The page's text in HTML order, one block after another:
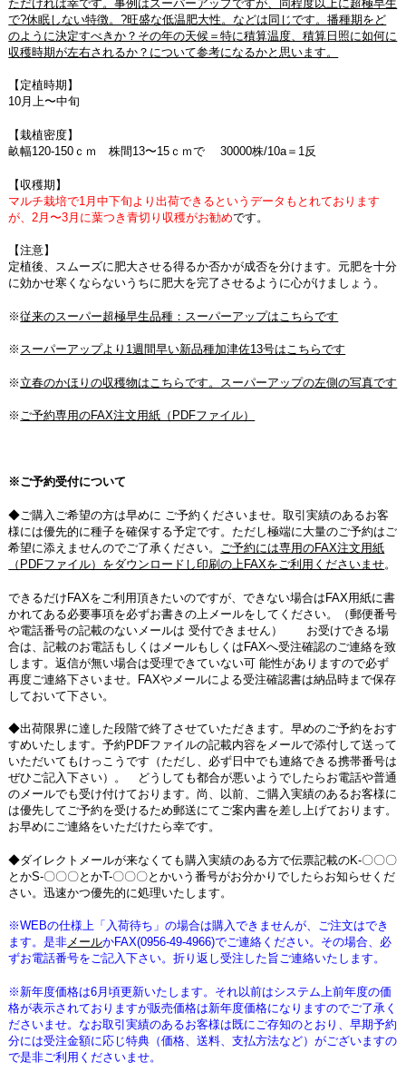
ただければ幸です。事例はスーパーアップですが、同程度以上に超極早生
で?休眠しない特徴。?旺盛な低温肥大性。などは同じです。播種期をど
のように決定すべきか？その年の天候＝特に積算温度、積算日照に如何に
収穫時期が左右されるか？について参考になるかと思います。
【定植時期】
10月上〜中旬
【栽植密度】
畝幅120-150ｃｍ 株間13〜15ｃｍで 30000株/10a＝1反
【収穫期】
マルチ栽培で1月中下旬より出荷できるというデータもとれております
が、2月〜3月に葉つき青切り収穫がお勧めです。
【注意】
定植後、スムーズに肥大させる得るか否かが成否を分けます。元肥を十分
に効かせ寒くならないうちに肥大を完了させるように心がけましょう。
※従来のスーパー超極早生品種：スーパーアップはこちらです
※ スーパーアップより1週間早い新品種加津佐13号はこちらです
※ 立春のかほりの収穫物はこちらです。スーパーアップの左側の写真です
※ ご予約専用のFAX注文用紙（PDFファイル）
※ご予約受付について
◆ご購入ご希望の方は早めに ご予約くださいませ。取引実績のあるお客
様には優先的に種子を確保する予定です。ただし極端に大量のご予約はご
希望に添えませんのでご了承ください。 ご予約には専用のFAX注文用紙
（PDFファイル）をダウンロードし印刷の上FAXをご利用くださいませ。
できるだけFAXをご利用頂きたいのですが、できない場合はFAX用紙に書
かれてある必要事項を必ずお書きの上メールをしてください。（郵便番号
や電話番号の記載のないメールは 受付できません） お受けできる場
合は、記載のお電話もしくはメールもしくはFAXへ受注確認のご連絡を致
します。返信が無い場合は受理できていない可 能性がありますので必ず
再度ご連絡下さいませ。FAXやメールによる受注確認書は納品時まで保存
しておいて下さい。
◆出荷限界に達した段階で終了させていただきます。早めのご予約をおす
すめいたします。予約PDFファイルの記載内容をメールで添付して送って
いただいてもけっこうです（ただし、必ず日中でも連絡できる携帯番号は
ぜひご記入下さい）。 どうしても都合が悪いようでしたらお電話や普通
のメールでも受け付けております。尚、以前、ご購入実績のあるお客様に
は優先してご予約を受けるため郵送にてご案内書を差し上げております。
お早めにご連絡をいただけたら幸です。
◆ダイレクトメールが来なくても購入実績のある方で伝票記載のK-〇〇〇
とかS-〇〇〇とかT-〇〇〇とかいう番号がお分かりでしたらお知らせくだ
さい。迅速かつ優先的に処理いたします。
※WEBの仕様上「入荷待ち」の場合は購入できませんが、ご注文はでき
ます。是非メールかFAX(0956-49-4966)でご連絡ください。その場合、必
ずお電話番号をご記入下さい。折り返し受注した旨ご連絡いたします。
※新年度価格は6月頃更新いたします。それ以前はシステム上前年度の価
格が表示されておりますが販売価格は新年度価格になりますのでご了承く
ださいませ。なお取引実績のあるお客様は既にご存知のとおり、早期予約
分には受注金額に応じ特典（価格、送料、支払方法など）がございますの
で是非ご利用くださいませ。